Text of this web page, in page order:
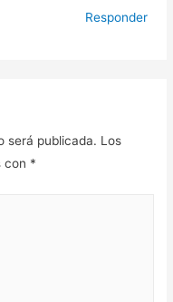
Responder
será publicada. Los
con *